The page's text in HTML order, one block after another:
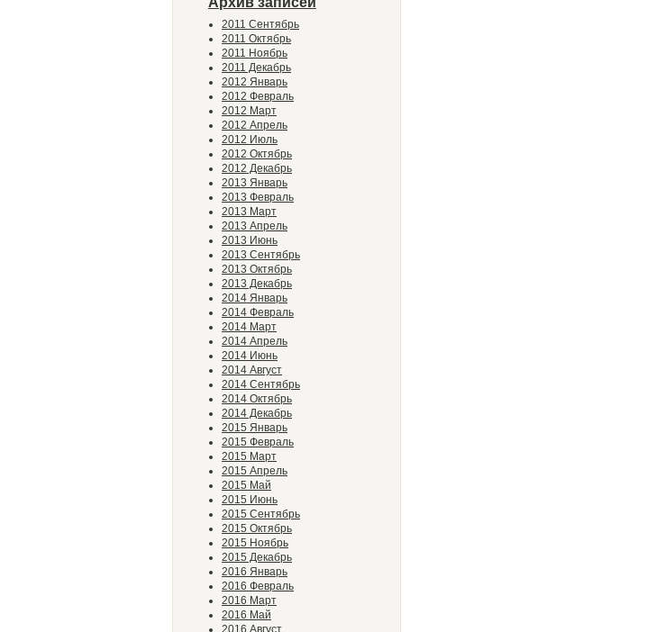
2011 Сентябрь
2011 Октябрь
2011 Ноябрь
2011 Декабрь
2012 Январь
2012 Февраль
2012 Март
2012 Апрель
2012 Июль
2012 Октябрь
2012 Декабрь
2013 Январь
2013 Февраль
2013 Март
2013 Апрель
2013 Июнь
2013 Сентябрь
2013 Октябрь
2013 Декабрь
2014 Январь
2014 Февраль
2014 Март
2014 Апрель
2014 Июнь
2014 Август
2014 Сентябрь
2014 Октябрь
2014 Декабрь
2015 Январь
2015 Февраль
2015 Март
2015 Апрель
2015 Май
2015 Июнь
2015 Сентябрь
2015 Октябрь
2015 Ноябрь
2015 Декабрь
2016 Январь
2016 Февраль
2016 Март
2016 Май
2016 Август